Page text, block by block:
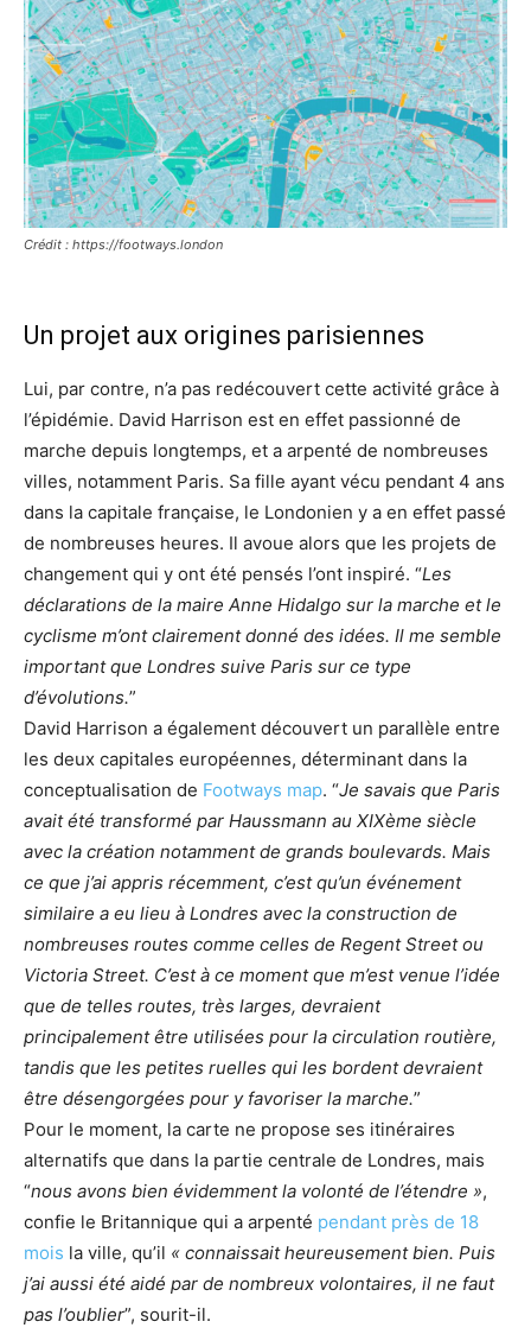
Crédit : https://footways.london
Un projet aux origines parisiennes
Lui, par contre, n’a pas redécouvert cette activité grâce à
l’épidémie. David Harrison est en effet passionné de
marche depuis longtemps, et a arpenté de nombreuses
villes, notamment Paris. Sa fille ayant vécu pendant 4 ans
dans la capitale française, le Londonien y a en effet passé
de nombreuses heures. Il avoue alors que les projets de
changement qui y ont été pensés l’ont inspiré. “Les
déclarations de la maire Anne Hidalgo sur la marche et le
cyclisme m’ont clairement donné des idées. Il me semble
important que Londres suive Paris sur ce type
d’évolutions.”
David Harrison a également découvert un parallèle entre
les deux capitales européennes, déterminant dans la
conceptualisation de Footways map. “Je savais que Paris
avait été transformé par Haussmann au XIXème siècle
avec la création notamment de grands boulevards. Mais
ce que j’ai appris récemment, c’est qu’un événement
similaire a eu lieu à Londres avec la construction de
nombreuses routes comme celles de Regent Street ou
Victoria Street. C’est à ce moment que m’est venue l’idée
que de telles routes, très larges, devraient
principalement être utilisées pour la circulation routière,
tandis que les petites ruelles qui les bordent devraient
être désengorgées pour y favoriser la marche.”
Pour le moment, la carte ne propose ses itinéraires
alternatifs que dans la partie centrale de Londres, mais
“nous avons bien évidemment la volonté de l’étendre »,
confie le Britannique qui a arpenté pendant près de 18
mois la ville, qu’il « connaissait heureusement bien. Puis
j’ai aussi été aidé par de nombreux volontaires, il ne faut
pas l’oublier”, sourit-il.